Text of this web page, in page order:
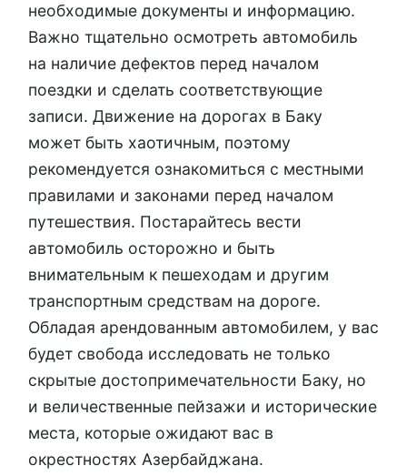
необходимые документы и информацию.
Важно тщательно осмотреть автомобиль
на наличие дефектов перед началом
поездки и сделать соответствующие
записи. Движение на дорогах в Баку
может быть хаотичным, поэтому
рекомендуется ознакомиться с местными
правилами и законами перед началом
путешествия. Постарайтесь вести
автомобиль осторожно и быть
внимательным к пешеходам и другим
транспортным средствам на дороге.
Обладая арендованным автомобилем, у вас
будет свобода исследовать не только
скрытые достопримечательности Баку, но
и величественные пейзажи и исторические
места, которые ожидают вас в
окрестностях Азербайджана.